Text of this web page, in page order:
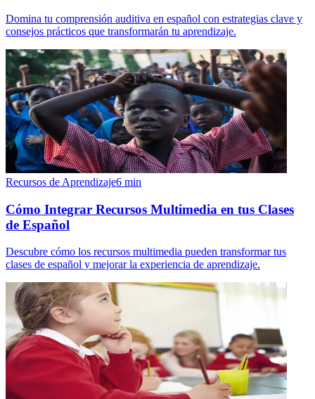
Domina tu comprensión auditiva en español con estrategias clave y
consejos prácticos que transformarán tu aprendizaje.
Recursos de Aprendizaje6 min
Cómo Integrar Recursos Multimedia en tus Clases
de Español
Descubre cómo los recursos multimedia pueden transformar tus
clases de español y mejorar la experiencia de aprendizaje.